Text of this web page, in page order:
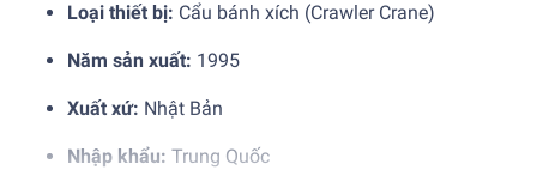
Loại thiết bị: Cẩu bánh xích (Crawler Crane)
Năm sản xuất: 1995
Xuất xứ: Nhật Bản
Nhập khẩu: Trung Quốc